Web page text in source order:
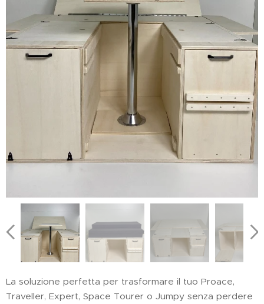
La soluzione perfetta per trasformare il tuo Proace,
Traveller, Expert, Space Tourer o Jumpy senza perdere